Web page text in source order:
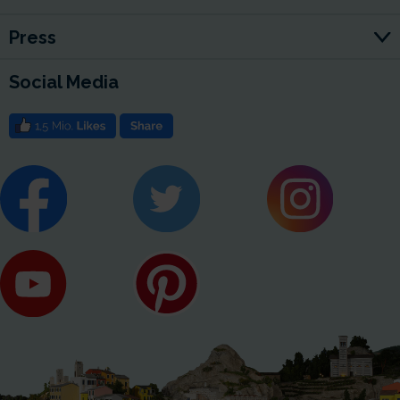
Press
Social Media